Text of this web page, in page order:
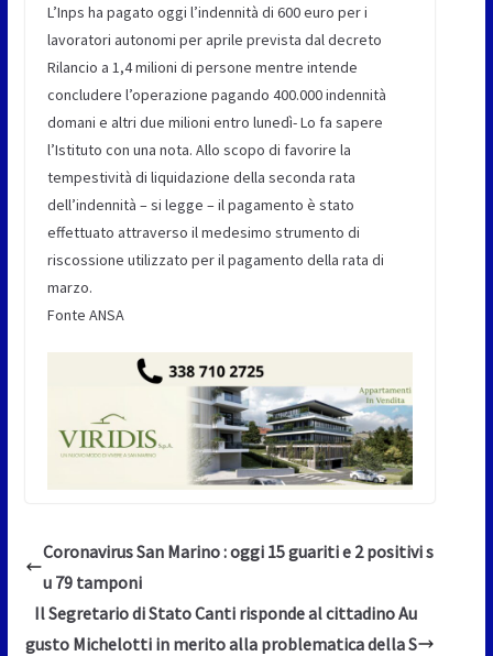
L’Inps ha pagato oggi l’indennità di 600 euro per i
lavoratori autonomi per aprile prevista dal decreto
Rilancio a 1,4 milioni di persone mentre intende
concludere l’operazione pagando 400.000 indennità
domani e altri due milioni entro lunedì- Lo fa sapere
l’Istituto con una nota. Allo scopo di favorire la
tempestività di liquidazione della seconda rata
dell’indennità – si legge – il pagamento è stato
effettuato attraverso il medesimo strumento di
riscossione utilizzato per il pagamento della rata di
marzo.
Fonte ANSA
Coronavirus San Marino : oggi 15 guariti e 2 positivi s
u 79 tamponi
Il Segretario di Stato Canti risponde al cittadino Au
gusto Michelotti in merito alla problematica della S